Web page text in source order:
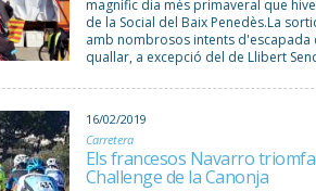
magnífic dia més primaveral que
de la Social del Baix Penedès.La
amb nombrosos intents d'escapada
quallar, a excepció del de Llibert
16/02/2019
Carretera
Els francesos Navarro
Challenge de la Canonja